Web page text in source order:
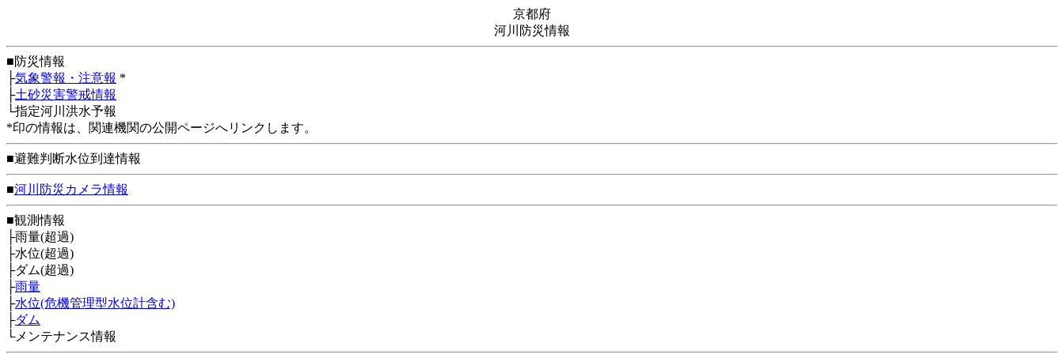
京都府
河川防災情報
■防災情報
├気象警報・注意報 *
├土砂災害警戒情報
└指定河川洪水予報
*印の情報は、関連機関の公開ページへリンクします。
■避難判断水位到達情報
■河川防災カメラ情報
■観測情報
├雨量(超過)
├水位(超過)
├ダム(超過)
├雨量
├水位(危機管理型水位計含む)
├ダム
└メンテナンス情報